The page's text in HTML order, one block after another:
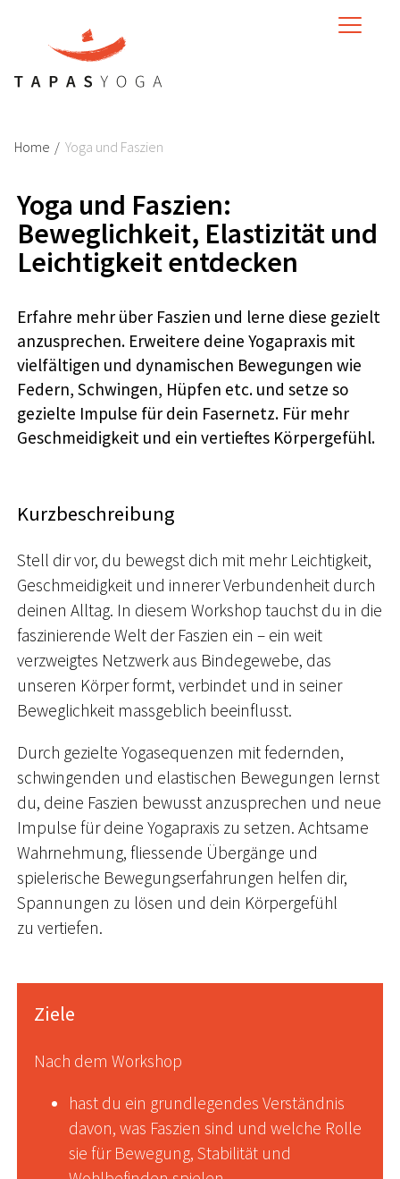
MENU
Home / Yoga und Faszien
Yoga und Faszien:
Beweglichkeit, Elastizität und
Leichtigkeit entdecken
Erfahre mehr über Faszien und lerne diese gezielt
anzusprechen. Erweitere deine Yogapraxis mit
vielfältigen und dynamischen Bewegungen wie
Federn, Schwingen, Hüpfen etc. und setze so
gezielte Impulse für dein Fasernetz. Für mehr
Geschmeidigkeit und ein vertieftes Körpergefühl.
Kurzbeschreibung
Stell dir vor, du bewegst dich mit mehr Leichtigkeit,
Geschmeidigkeit und innerer Verbundenheit durch
deinen Alltag. In diesem Workshop tauchst du in die
faszinierende Welt der Faszien ein – ein weit
verzweigtes Netzwerk aus Bindegewebe, das
unseren Körper formt, verbindet und in seiner
Beweglichkeit massgeblich beeinflusst.
Durch gezielte Yogasequenzen mit federnden,
schwingenden und elastischen Bewegungen lernst
du, deine Faszien bewusst anzusprechen und neue
Impulse für deine Yogapraxis zu setzen. Achtsame
Wahrnehmung, fliessende Übergänge und
spielerische Bewegungserfahrungen helfen dir,
Spannungen zu lösen und dein Körpergefühl
zu vertiefen.
Ziele
Nach dem Workshop
hast du ein grundlegendes Verständnis
davon, was Faszien sind und welche Rolle
sie für Bewegung, Stabilität und